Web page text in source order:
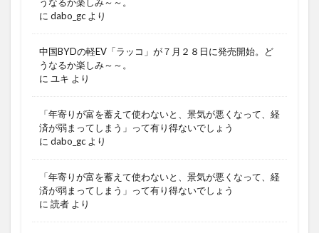
うなるか楽しみ～～。
に dabo_gc より
中国BYDの軽EV「ラッコ」が７月２８日に発売開始。ど
うなるか楽しみ～～。
に ユキ より
「年寄りが富を蓄えて使わないと、景気が悪くなって、経
済が弱まってしまう」って有り得ないでしょう
に dabo_gc より
「年寄りが富を蓄えて使わないと、景気が悪くなって、経
済が弱まってしまう」って有り得ないでしょう
に 読者 より